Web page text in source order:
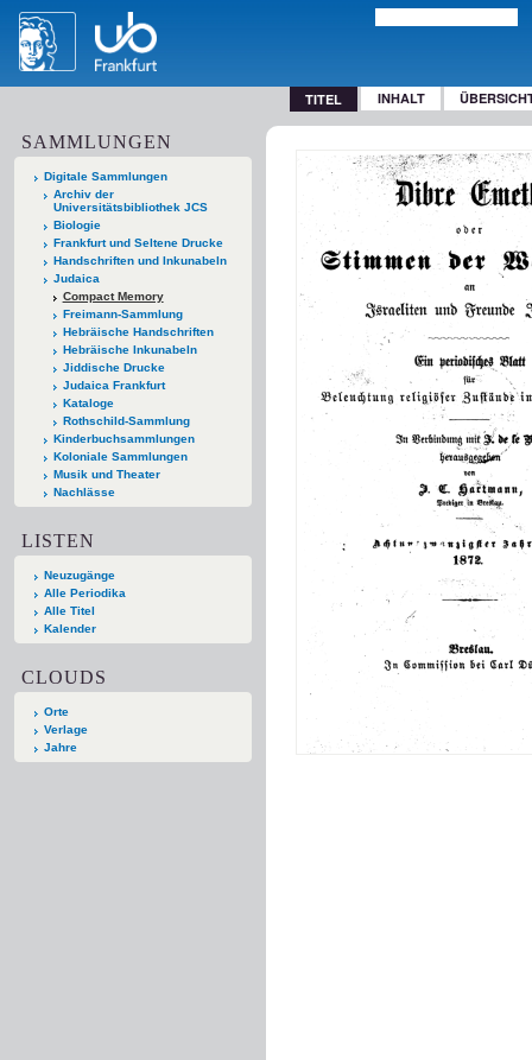
TITEL INHALT
SAMMLUNGEN
Digitale Sammlungen
Archiv der
Universitätsbibliothek JCS
Biologie
Frankfurt und Seltene Drucke
Handschriften und Inkunabeln
Judaica
Compact Memory
Freimann-Sammlung
Hebräische Handschriften
Hebräische Inkunabeln
Jiddische Drucke
Judaica Frankfurt
Kataloge
Rothschild-Sammlung
Kinderbuchsammlungen
Koloniale Sammlungen
Musik und Theater
Nachlässe
LISTEN
Neuzugänge
Alle Periodika
Alle Titel
Kalender
CLOUDS
Orte
Verlage
Jahre